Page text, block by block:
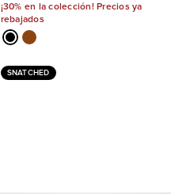
¡30% en la colección! Precios ya
rebajados
SNATCHED